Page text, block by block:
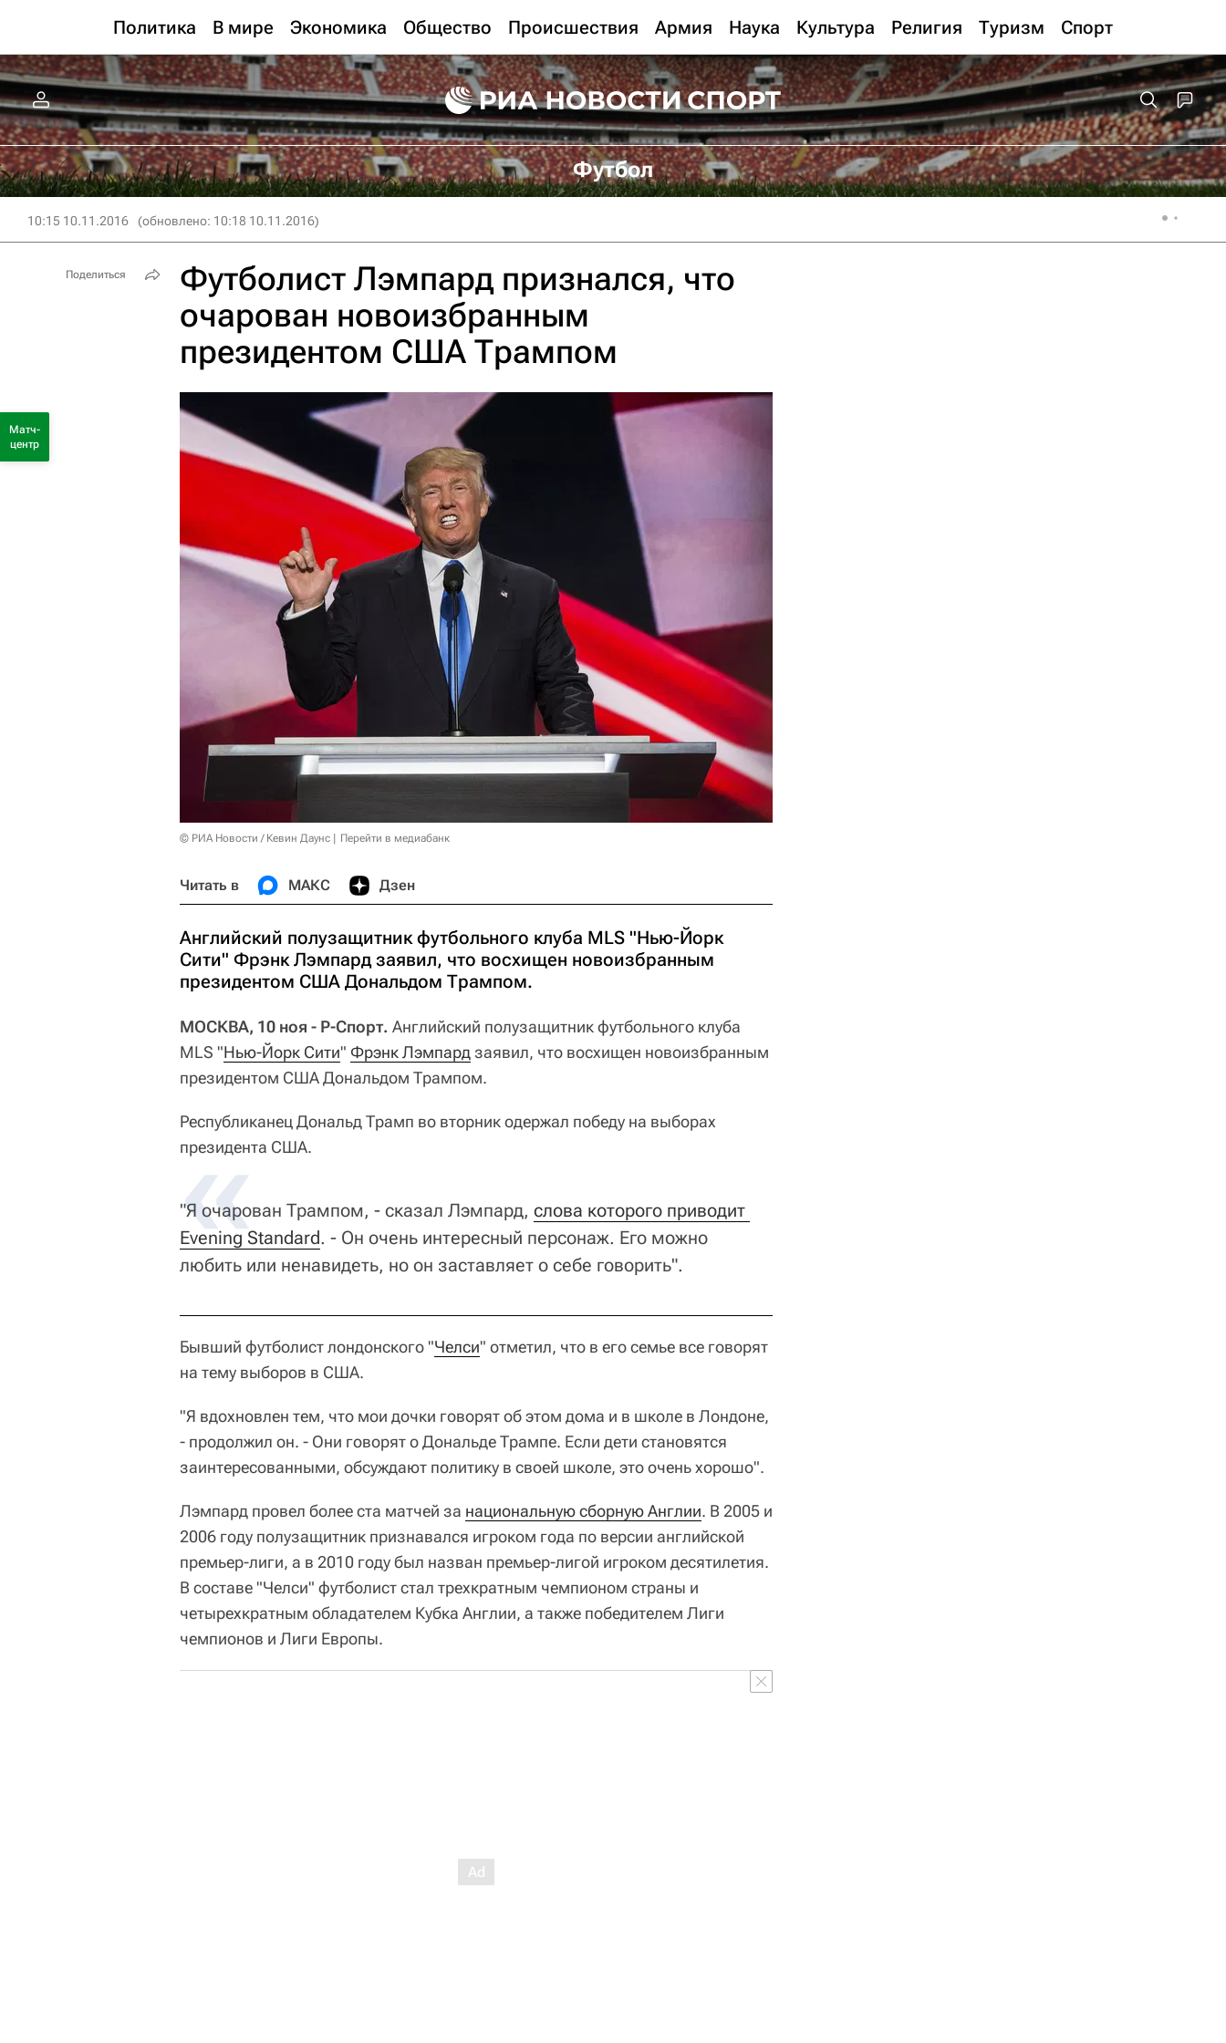
Политика В мире Экономика Общество Происшествия Армия Наука Культура Религия Туризм Спорт
Футбол
10:15 10.11.2016 (обновлено: 10:18 10.11.2016)
Футболист Лэмпард признался, что
очарован новоизбранным
президентом США Трампом
© РИА Новости / Кевин Даунс Перейти в медиабанк
Читать в МАКС Дзен
Английский полузащитник футбольного клуба MLS "Нью-Йорк
Сити" Фрэнк Лэмпард заявил, что восхищен новоизбранным
президентом США Дональдом Трампом.
МОСКВА, 10 ноя - Р-Спорт. Английский полузащитник футбольного клуба
MLS "Нью-Йорк Сити" Фрэнк Лэмпардзаявил, что восхищен новоизбранным
президентом США Дональдом Трампом.
Республиканец Дональд Трамп во вторник одержал победу на выборах
президента США.
"Я очарован Трампом, - сказал Лэмпард, слова которого приводит
Evening Standard. - Он очень интересный персонаж. Его можно
любить или ненавидеть, но он заставляет о себе говорить".
Бывший футболист лондонского "Челси" отметил, что в его семье все говорят
на тему выборов в США.
"Я вдохновлен тем, что мои дочки говорят об этом дома и в школе в Лондоне,
- продолжил он. - Они говорят о Дональде Трампе. Если дети становятся
заинтересованными, обсуждают политику в своей школе, это очень хорошо".
Лэмпард провел более ста матчей за национальную сборную Англии. В 2005 и
2006 году полузащитник признавался игроком года по версии английской
премьер-лиги, а в 2010 году был назван премьер-лигой игроком десятилетия.
В составе "Челси" футболист стал трехкратным чемпионом страны и
четырехкратным обладателем Кубка Англии, а также победителем Лиги
чемпионов и Лиги Европы.
Поделиться
Матч-
центр